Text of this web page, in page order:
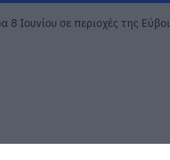
Ιουνίου σε περιοχές της